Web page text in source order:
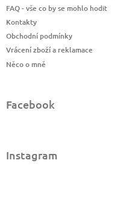
FAQ - vše co by se mohlo hodit
Kontakty
Obchodní podmínky
Vrácení zboží a reklamace
Něco o mně
Facebook
Instagram